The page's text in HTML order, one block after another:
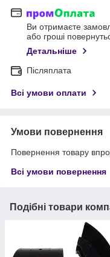
Ви отримаєте
або гроші
Детальніше
Післяплата
Всі умови оплати
Умови повернення
Повернення товару
Всі умови повернення
Подібні товари